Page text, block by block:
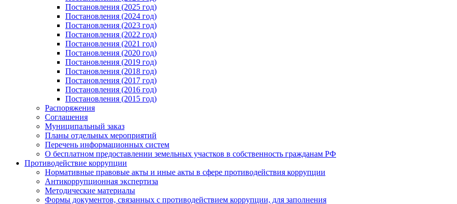
Постановления (2025 год)
Постановления (2024 год)
Постановления (2023 год)
Постановления (2022 год)
Постановления (2021 год)
Постановления (2020 год)
Постановления (2019 год)
Постановления (2018 год)
Постановления (2017 год)
Постановления (2016 год)
Постановления (2015 год)
Распоряжения
Соглашения
Муниципальный заказ
Планы отдельных мероприятий
Перечень информационных систем
О бесплатном предоставлении земельных участков в собственность гражданам РФ
Противодействие коррупции
Нормативные правовые акты и иные акты в сфере противодействия коррупции
Антикоррупционная экспертиза
Методические материалы
Формы документов, связанных с противодействием коррупции, для заполнения